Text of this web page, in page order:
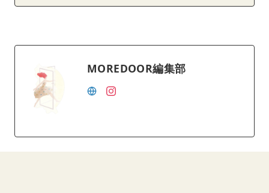
MOREDOOR編集部